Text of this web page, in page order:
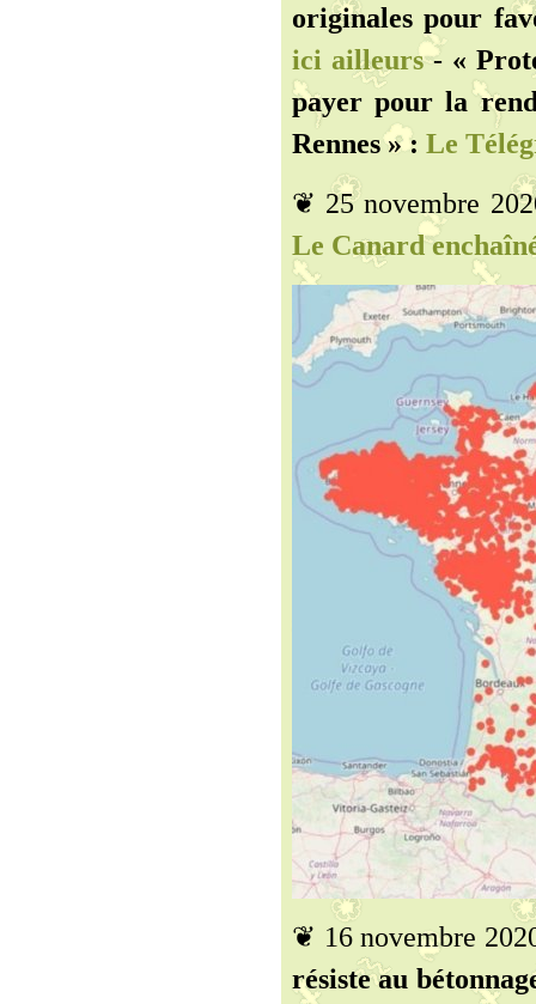
originales pour
ici ailleurs- «
payer pour la
Rennes » : Le
❦ 25 novembre
Le Canard
❦ 16 novembre
résiste au